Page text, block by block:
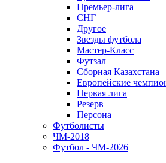
Премьер-лига
СНГ
Другое
Звезды футбола
Мастер-Класс
Футзал
Сборная Казахстана
Европейские
Первая лига
Резерв
Персона
Футболисты
ЧМ-2018
Футбол - ЧМ-2026